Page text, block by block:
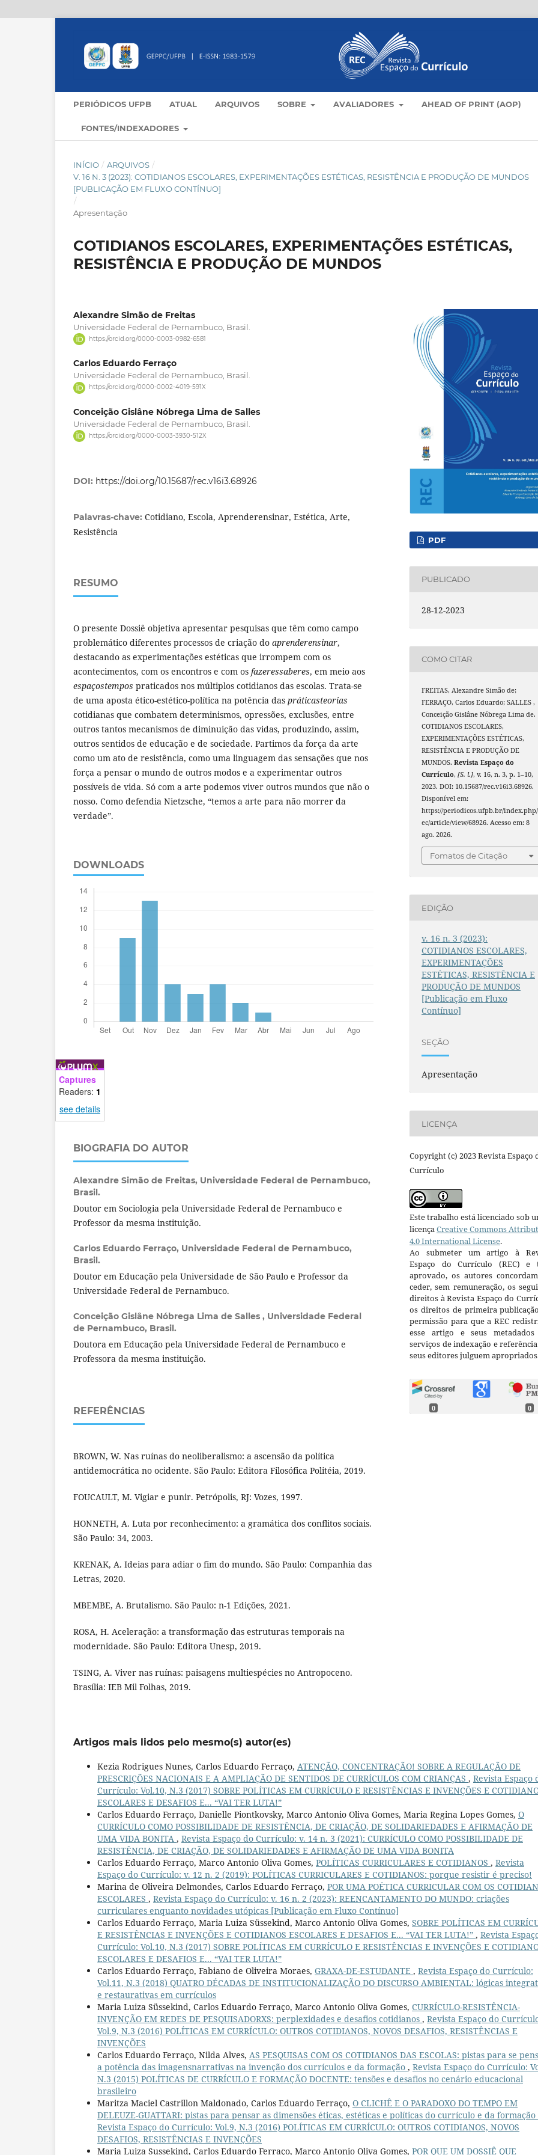
PERIÓDICOS UFPB ATUAL ARQUIVOS SOBRE AVALIADORES AHEAD OF PRINT (AOP)
FONTES/INDEXADORES
INÍCIO / ARQUIVOS /
V. 16 N. 3 (2023): COTIDIANOS ESCOLARES, EXPERIMENTAÇÕES ESTÉTICAS, RESISTÊNCIA E PRODUÇÃO DE MUNDOS
[PUBLICAÇÃO EM FLUXO CONTÍNUO]
/
Apresentação
COTIDIANOS ESCOLARES, EXPERIMENTAÇÕES ESTÉTICAS,
RESISTÊNCIA E PRODUÇÃO DE MUNDOS
Alexandre Simão de Freitas
Universidade Federal de Pernambuco, Brasil.
https://orcid.org/0000-0003-0982-6581
Carlos Eduardo Ferraço
Universidade Federal de Pernambuco, Brasil.
https://orcid.org/0000-0002-4019-591X
Conceição Gislâne Nóbrega Lima de Salles
Universidade Federal de Pernambuco, Brasil.
https://orcid.org/0000-0003-3930-512X
DOI: https://doi.org/10.15687/rec.v16i3.68926
Palavras-chave: Cotidiano, Escola, Aprenderensinar, Estética, Arte,
Resistência
RESUMO
O presente Dossiê objetiva apresentar pesquisas que têm como campo
problemático diferentes processos de criação do aprenderensinar,
destacando as experimentações estéticas que irrompem com os
acontecimentos, com os encontros e com os fazeressaberes, em meio aos
espaçostempos praticados nos múltiplos cotidianos das escolas. Trata-se
de uma aposta ético-estético-política na potência das práticasteorias
cotidianas que combatem determinismos, opressões, exclusões, entre
outros tantos mecanismos de diminuição das vidas, produzindo, assim,
outros sentidos de educação e de sociedade. Partimos da força da arte
como um ato de resistência, como uma linguagem das sensações que nos
força a pensar o mundo de outros modos e a experimentar outros
possíveis de vida. Só com a arte podemos viver outros mundos que não o
nosso. Como defendia Nietzsche, “temos a arte para não morrer da
verdade”.
DOWNLOADS
Captures
Readers: 1
see details
BIOGRAFIA DO AUTOR
Alexandre Simão de Freitas, Universidade Federal de Pernambuco,
Brasil.
Doutor em Sociologia pela Universidade Federal de Pernambuco e
Professor da mesma instituição.
Carlos Eduardo Ferraço, Universidade Federal de Pernambuco,
Brasil.
Doutor em Educação pela Universidade de São Paulo e Professor da
Universidade Federal de Pernambuco.
Conceição Gislâne Nóbrega Lima de Salles , Universidade Federal
de Pernambuco, Brasil.
Doutora em Educação pela Universidade Federal de Pernambuco e
Professora da mesma instituição.
REFERÊNCIAS
BROWN, W. Nas ruínas do neoliberalismo: a ascensão da política
antidemocrática no ocidente. São Paulo: Editora Filosófica Politéia, 2019.
FOUCAULT, M. Vigiar e punir. Petrópolis, RJ: Vozes, 1997.
HONNETH, A. Luta por reconhecimento: a gramática dos conflitos sociais.
São Paulo: 34, 2003.
KRENAK, A. Ideias para adiar o fim do mundo. São Paulo: Companhia das
Letras, 2020.
MBEMBE, A. Brutalismo. São Paulo: n-1 Edições, 2021.
ROSA, H. Aceleração: a transformação das estruturas temporais na
modernidade. São Paulo: Editora Unesp, 2019.
TSING, A. Viver nas ruínas: paisagens multiespécies no Antropoceno.
Brasília: IEB Mil Folhas, 2019.
PDF
PUBLICADO
28-12-2023
COMO CITAR
FREITAS, Alexandre Simão de;
FERRAÇO, Carlos Eduardo; SALLES ,
Conceição Gislâne Nóbrega Lima de.
COTIDIANOS ESCOLARES,
EXPERIMENTAÇÕES ESTÉTICAS,
RESISTÊNCIA E PRODUÇÃO DE
MUNDOS.Revista Espaço do
Currículo,[S. l.], v. 16, n. 3, p. 1–10,
2023. DOI: 10.15687/rec.v16i3.68926.
Disponível em:
https://periodicos.ufpb.br/
ec/article/view/68926. Acesso em: 8
ago. 2026.
Fomatos de Citação
EDIÇÃO
v. 16 n. 3 (2023):
COTIDIANOS ESCOLARES,
EXPERIMENTAÇÕES
ESTÉTICAS, RESISTÊNCIA E
PRODUÇÃO DE MUNDOS
[Publicação em Fluxo
Contínuo]
SEÇÃO
Apresentação
LICENÇA
Copyright (c) 2023 Revista Espaço
Currículo
Este trabalho está licenciado sob
licençaCreative Commons
4.0 International License.
Ao submeter um artigo à
Espaço do Currículo (REC) e
aprovado, os autores
ceder, sem remuneração, os
direitos à Revista Espaço do
os direitos de primeira
permissão para que a REC
esse artigo e seus metadados
serviços de indexação e
seus editores julguem
0 0
Artigos mais lidos pelo mesmo(s) autor(es)
Kezia Rodrigues Nunes, Carlos Eduardo Ferraço, ATENÇÃO, CONCENTRAÇÃO! SOBRE A REGULAÇÃO DE
PRESCRIÇÕES NACIONAIS E A AMPLIAÇÃO DE SENTIDOS DE CURRÍCULOS COM CRIANÇAS , Revista Espaço
Currículo: Vol.10, N.3 (2017) SOBRE POLÍTICAS EM CURRÍCULO E RESISTÊNCIAS E INVENÇÕES E
ESCOLARES E DESAFIOS E... “VAI TER LUTA!”
Carlos Eduardo Ferraço, Danielle Piontkovsky, Marco Antonio Oliva Gomes, Maria Regina Lopes Gomes, O
CURRÍCULO COMO POSSIBILIDADE DE RESISTÊNCIA, DE CRIAÇÃO, DE SOLIDARIEDADES E AFIRMAÇÃO DE
UMA VIDA BONITA , Revista Espaço do Currículo: v. 14 n. 3 (2021): CURRÍCULO COMO POSSIBILIDADE DE
RESISTÊNCIA, DE CRIAÇÃO, DE SOLIDARIEDADES E AFIRMAÇÃO DE UMA VIDA BONITA
Carlos Eduardo Ferraço, Marco Antonio Oliva Gomes, POLÍTICAS CURRICULARES E COTIDIANOS , Revista
Espaço do Currículo: v. 12 n. 2 (2019): POLÍTICAS CURRICULARES E COTIDIANOS: porque resistir é preciso!
Marina de Oliveira Delmondes, Carlos Eduardo Ferraço, POR UMA POÉTICA CURRICULAR COM OS
ESCOLARES , Revista Espaço do Currículo: v. 16 n. 2 (2023): REENCANTAMENTO DO MUNDO: criações
curriculares enquanto novidades utópicas [Publicação em Fluxo Contínuo]
Carlos Eduardo Ferraço, Maria Luiza Süssekind, Marco Antonio Oliva Gomes, SOBRE POLÍTICAS EM
E RESISTÊNCIAS E INVENÇÕES E COTIDIANOS ESCOLARES E DESAFIOS E... “VAI TER LUTA!” , Revista
Currículo: Vol.10, N.3 (2017) SOBRE POLÍTICAS EM CURRÍCULO E RESISTÊNCIAS E INVENÇÕES E
ESCOLARES E DESAFIOS E... “VAI TER LUTA!”
Carlos Eduardo Ferraço, Fabiano de Oliveira Moraes, GRAXA-DE-ESTUDANTE , Revista Espaço do Currículo:
Vol.11, N.3 (2018) QUATRO DÉCADAS DE INSTITUCIONALIZAÇÃO DO DISCURSO AMBIENTAL: lógicas
e restaurativas em currículos
Maria Luiza Süssekind, Carlos Eduardo Ferraço, Marco Antonio Oliva Gomes, CURRÍCULO-RESISTÊNCIA-
INVENÇÃO EM REDES DE PESQUISADORXS: perplexidades e desafios cotidianos , Revista Espaço do
Vol.9, N.3 (2016) POLÍTICAS EM CURRÍCULO: OUTROS COTIDIANOS, NOVOS DESAFIOS, RESISTÊNCIAS E
INVENÇÕES
Carlos Eduardo Ferraço, Nilda Alves, AS PESQUISAS COM OS COTIDIANOS DAS ESCOLAS: pistas para se
a potência das imagensnarrativas na invenção dos currículos e da formação , Revista Espaço do Currículo:
N.3 (2015) POLÍTICAS DE CURRÍCULO E FORMAÇÃO DOCENTE: tensões e desafios no cenário educacional
brasileiro
Maritza Maciel Castrillon Maldonado, Carlos Eduardo Ferraço, O CLICHÊ E O PARADOXO DO TEMPO EM
DELEUZE-GUATTARI: pistas para pensar as dimensões éticas, estéticas e políticas do currículo e da formação
Revista Espaço do Currículo: Vol.9, N.3 (2016) POLÍTICAS EM CURRÍCULO: OUTROS COTIDIANOS, NOVOS
DESAFIOS, RESISTÊNCIAS E INVENÇÕES
Maria Luiza Sussekind, Carlos Eduardo Ferraço, Marco Antonio Oliva Gomes, POR QUE UM DOSSIÊ QUE